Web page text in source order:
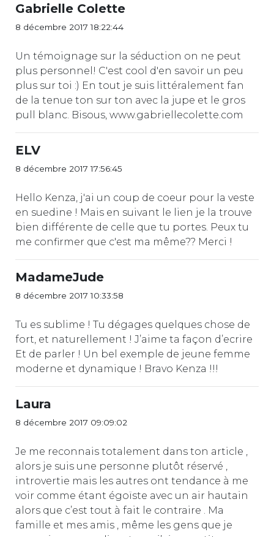
Gabrielle Colette
8 décembre 2017 18:22:44
Un témoignage sur la séduction on ne peut
plus personnel! C'est cool d'en savoir un peu
plus sur toi :) En tout je suis littéralement fan
de la tenue ton sur ton avec la jupe et le gros
pull blanc. Bisous, www.gabriellecolette.com
ELV
8 décembre 2017 17:56:45
Hello Kenza, j'ai un coup de coeur pour la veste
en suedine ! Mais en suivant le lien je la trouve
bien différente de celle que tu portes. Peux tu
me confirmer que c'est ma même?? Merci !
MadameJude
8 décembre 2017 10:33:58
Tu es sublime ! Tu dégages quelques chose de
fort, et naturellement ! J’aime ta façon d’ecrire
Et de parler ! Un bel exemple de jeune femme
moderne et dynamique ! Bravo Kenza !!!
Laura
8 décembre 2017 09:09:02
Je me reconnais totalement dans ton article ,
alors je suis une personne plutôt réservé ,
introvertie mais les autres ont tendance à me
voir comme étant égoïste avec un air hautain
alors que c’est tout à fait le contraire . Ma
famille et mes amis , même les gens que je